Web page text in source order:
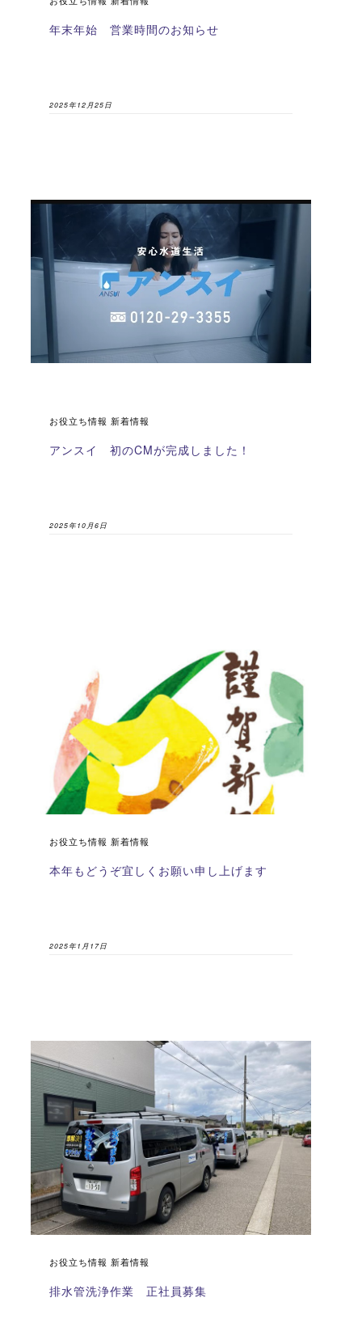
年末年始 営業時間のお知らせ
2025年12月25日
お役立ち情報 新着情報
アンスイ 初のCMが完成しました！
2025年10月6日
お役立ち情報 新着情報
本年もどうぞ宜しくお願い申し上げます
2025年1月17日
お役立ち情報 新着情報
排水管洗浄作業 正社員募集